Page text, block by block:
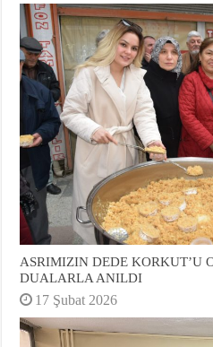
ASRIMIZIN DEDE KORKUT’U
DUALARLA ANILDI
17 Şubat 2026